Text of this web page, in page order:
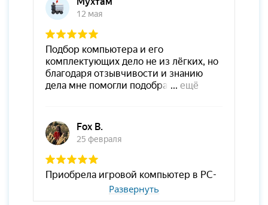
Развернуть